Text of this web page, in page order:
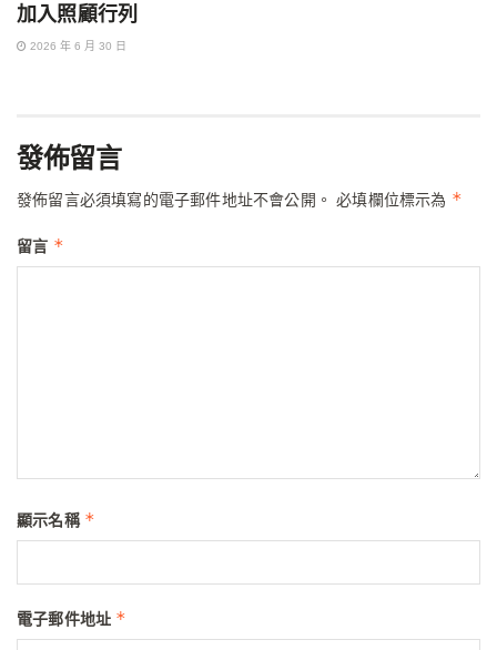
加入照顧行列
2026 年 6 月 30 日
發佈留言
發佈留言必須填寫的電子郵件地址不會公開。 必填欄位標示為 *
留言 *
顯示名稱 *
電子郵件地址 *